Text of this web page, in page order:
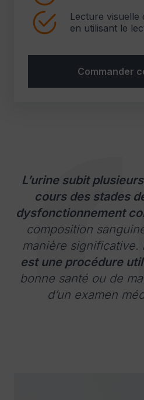
Lecture visuelle
en utilisant le
Commander
L’urine subit
cours des stades
dysfonctionnement
composition
manière significative.
est une procédure
bonne santé ou de
d’un examen